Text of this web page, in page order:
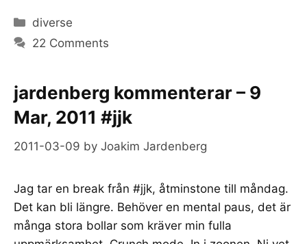
Categories
diverse
22 Comments
jardenberg kommenterar – 9
Mar, 2011 #jjk
2011-03-09 by Joakim Jardenberg
Jag tar en break från #jjk, åtminstone till måndag.
Det kan bli längre. Behöver en mental paus, det är
många stora bollar som kräver min fulla